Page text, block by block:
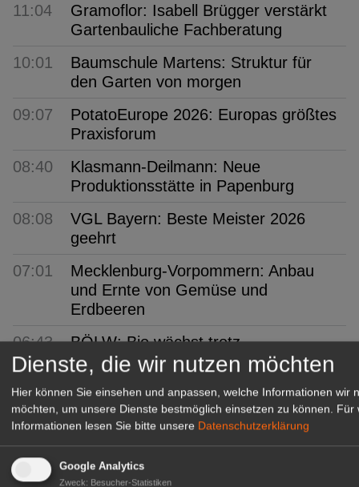
11:04
Gramoflor: Isabell Brügger verstärkt
Gartenbauliche Fachberatung
10:01
Baumschule Martens: Struktur für
den Garten von morgen
09:07
PotatoEurope 2026: Europas größtes
Praxisforum
08:40
Klasmann-Deilmann: Neue
Produktionsstätte in Papenburg
08:08
VGL Bayern: Beste Meister 2026
geehrt
07:01
Mecklenburg-Vorpommern: Anbau
und Ernte von Gemüse und
Erdbeeren
06:43
BÖLW: Bio wächst trotz
Konsumflaute
06:12
Arboretum Ellerhoop: Zwischen
Garten und Gebäude
05:59
Sachsen-Anhalt: 20 Euro monatlich
für frisches Obst
Dienste, die wir nutzen möchten
Hier können Sie einsehen und anpassen, welche Informationen wir
möchten, um unsere Dienste bestmöglich einsetzen zu können.
Für
Informationen lesen Sie bitte unsere Datenschutzerklärung
Google Analytics
Zweck: Besucher-Statistiken